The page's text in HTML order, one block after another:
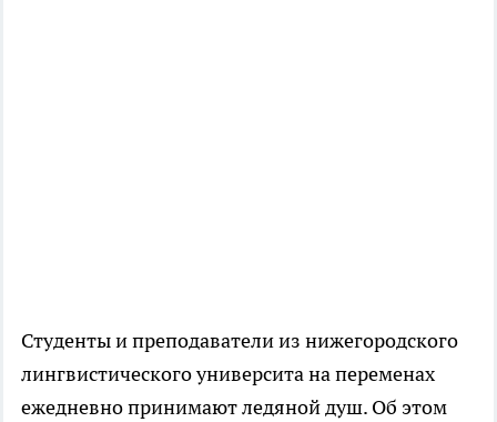
Студенты и преподаватели из нижегородского
лингвистического университа на переменах
ежедневно принимают ледяной душ. Об этом